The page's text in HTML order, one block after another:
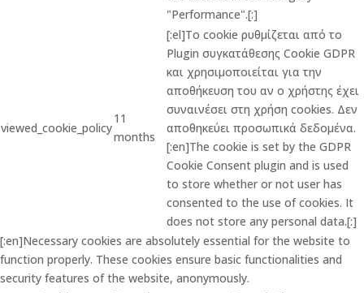
"Performance".[:]
viewed_cookie_policy
11
months
[:el]Το cookie ρυθμίζεται από το
Plugin συγκατάθεσης Cookie GDPR
και χρησιμοποιείται για την
αποθήκευση του αν ο χρήστης έχει
συναινέσει στη χρήση cookies. Δεν
αποθηκεύει προσωπικά δεδομένα.
[:en]The cookie is set by the GDPR
Cookie Consent plugin and is used
to store whether or not user has
consented to the use of cookies. It
does not store any personal data.[:]
[:en]Necessary cookies are absolutely essential for the website to
function properly. These cookies ensure basic functionalities and
security features of the website, anonymously.